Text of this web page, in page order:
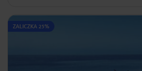
ZALICZKA 25%